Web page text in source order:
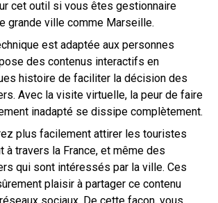
cet outil si vous êtes gestionnaire
grande ville comme Marseille.
est adaptée aux personnes
des contenus interactifs en
histoire de faciliter la décision des
Avec la visite virtuelle, la peur de faire
inadapté se dissipe complètement.
plus facilement attirer les touristes
à travers la France, et même des
qui sont intéressés par la ville. Ces
plaisir à partager ce contenu